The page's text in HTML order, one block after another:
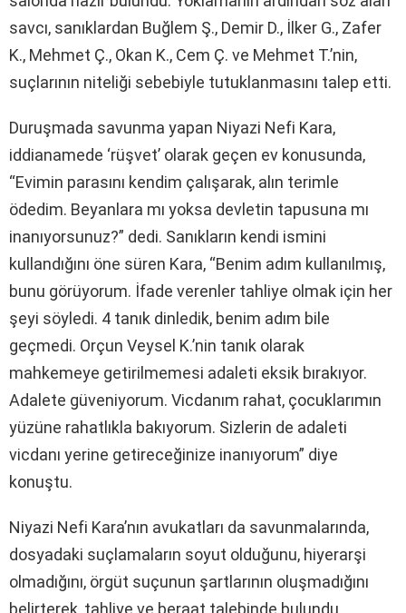
savcı, sanıklardan Buğlem Ş., Demir D., İlker G., Zafer
K., Mehmet Ç., Okan K., Cem Ç. ve Mehmet T.’nin,
suçlarının niteliği sebebiyle tutuklanmasını talep etti.
Duruşmada savunma yapan Niyazi Nefi Kara,
iddianamede ‘rüşvet’ olarak geçen ev konusunda,
“Evimin parasını kendim çalışarak, alın terimle
ödedim. Beyanlara mı yoksa devletin tapusuna mı
inanıyorsunuz?” dedi. Sanıkların kendi ismini
kullandığını öne süren Kara, “Benim adım kullanılmış,
bunu görüyorum. İfade verenler tahliye olmak için her
şeyi söyledi. 4 tanık dinledik, benim adım bile
geçmedi. Orçun Veysel K.’nin tanık olarak
mahkemeye getirilmemesi adaleti eksik bırakıyor.
Adalete güveniyorum. Vicdanım rahat, çocuklarımın
yüzüne rahatlıkla bakıyorum. Sizlerin de adaleti
vicdanı yerine getireceğinize inanıyorum” diye
konuştu.
Niyazi Nefi Kara’nın avukatları da savunmalarında,
dosyadaki suçlamaların soyut olduğunu, hiyerarşi
olmadığını, örgüt suçunun şartlarının oluşmadığını
belirterek, tahliye ve beraat talebinde bulundu.